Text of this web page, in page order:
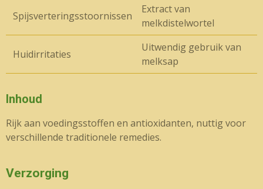
Spijsverteringsstoornissen
Extract van
melkdistelwortel
Huidirritaties
Uitwendig gebruik van
melksap
Inhoud
Rijk aan voedingsstoffen en antioxidanten, nuttig voor
verschillende traditionele remedies.
Verzorging